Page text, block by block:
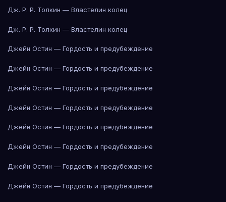
Дж. Р. Р. Толкин — Властелин колец
Дж. Р. Р. Толкин — Властелин колец
Джейн Остин — Гордость и предубеждение
Джейн Остин — Гордость и предубеждение
Джейн Остин — Гордость и предубеждение
Джейн Остин — Гордость и предубеждение
Джейн Остин — Гордость и предубеждение
Джейн Остин — Гордость и предубеждение
Джейн Остин — Гордость и предубеждение
Джейн Остин — Гордость и предубеждение